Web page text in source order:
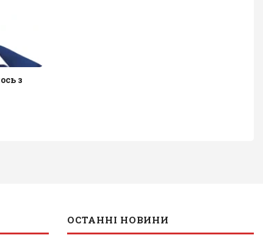
з
ОСТАННІ НОВИНИ